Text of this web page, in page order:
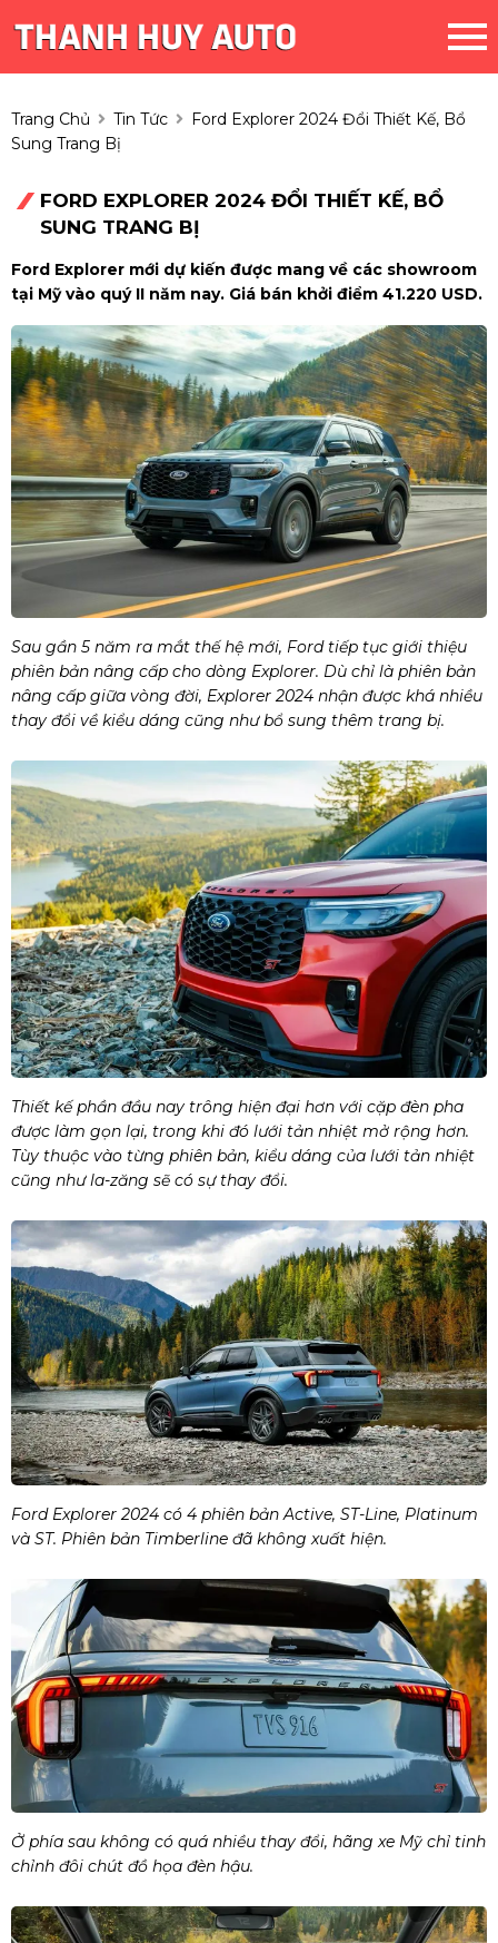
Trang Chủ Tin Tức
Ford Explorer 2024 Đổi Thiết Kế, Bổ
Sung Trang Bị
FORD EXPLORER 2024 ĐỔI THIẾT KẾ, BỔ
SUNG TRANG BỊ
Ford Explorer mới dự kiến được mang về các showroom
tại Mỹ vào quý II năm nay. Giá bán khởi điểm 41.220 USD.
Sau gần 5 năm ra mắt thế hệ mới, Ford tiếp tục giới thiệu
phiên bản nâng cấp cho dòng Explorer. Dù chỉ là phiên bản
nâng cấp giữa vòng đời, Explorer 2024 nhận được khá nhiều
thay đổi về kiểu dáng cũng như bổ sung thêm trang bị.
Thiết kế phần đầu nay trông hiện đại hơn với cặp đèn pha
được làm gọn lại, trong khi đó lưới tản nhiệt mở rộng hơn.
Tùy thuộc vào từng phiên bản, kiểu dáng của lưới tản nhiệt
cũng như la-zăng sẽ có sự thay đổi.
Ford Explorer 2024 có 4 phiên bản Active, ST-Line, Platinum
và ST. Phiên bản Timberline đã không xuất hiện.
Ở phía sau không có quá nhiều thay đổi, hãng xe Mỹ chỉ tinh
chỉnh đôi chút đồ họa đèn hậu.